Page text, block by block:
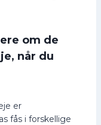
om de
når du
er
fås i forskellige